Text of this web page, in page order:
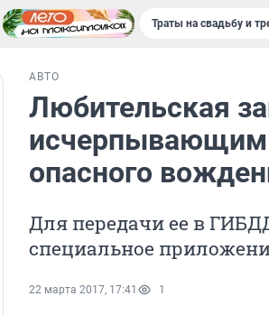
Траты на свадьбу и
АВТО
Любительская
исчерпывающим
опасного
Для передачи ее в
специальное
22 марта 2017, 17:41 1